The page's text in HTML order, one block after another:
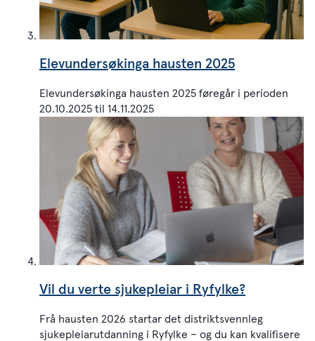
Elevundersøkinga hausten 2025
Elevundersøkinga hausten 2025 føregår i perioden
20.10.2025 til 14.11.2025
Vil du verte sjukepleiar i Ryfylke?
Frå hausten 2026 startar det distriktsvennleg
sjukepleiarutdanning i Ryfylke – og du kan kvalifisere